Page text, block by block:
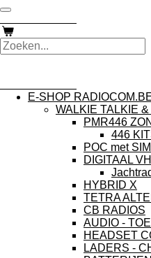
Ga
direct
naar
de
E-SHOP
WALKIE TALKIE
PMR446
446
POC met
DIGITAAL
HYBRID X
TETRA
CB RADIOS
AUDIO -
HEADSET
LADERS -